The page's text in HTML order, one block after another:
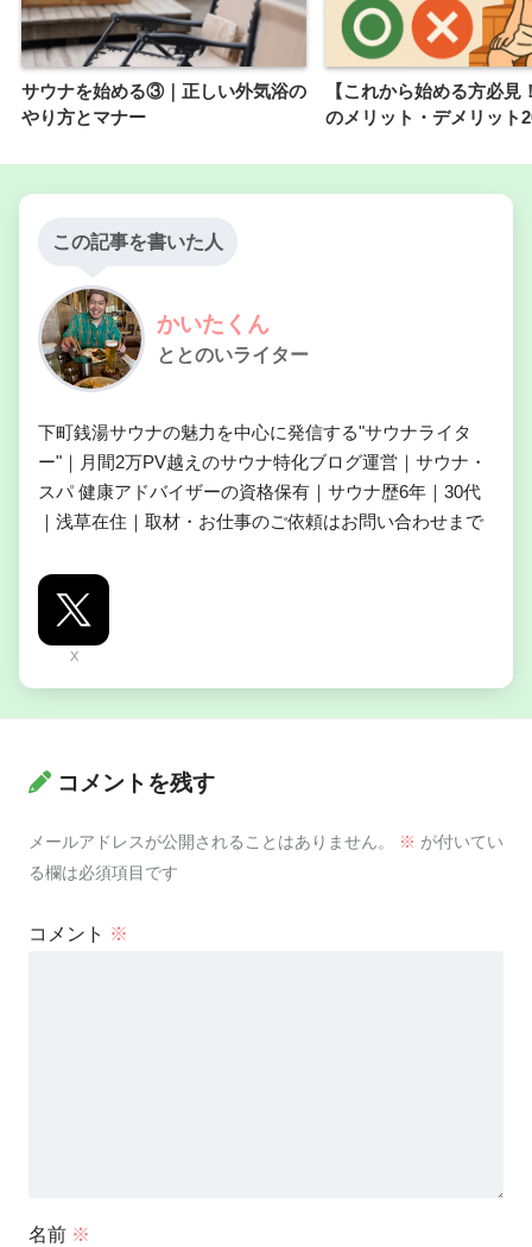
サウナを始める③｜正しい外気浴の
やり方とマナー
【これから始める方必見
のメリット・デメリット
この記事を書いた人
かいたくん
ととのいライター
下町銭湯サウナの魅力を中心に発信する"サウナライタ
ー"｜月間2万PV越えのサウナ特化ブログ運営｜サウナ・
スパ 健康アドバイザーの資格保有｜サウナ歴6年｜30代
｜浅草在住｜取材・お仕事のご依頼はお問い合わせまで
X
コメントを残す
メールアドレスが公開されることはありません。 ※ が付いてい
る欄は必須項目です
コメント ※
名前 ※